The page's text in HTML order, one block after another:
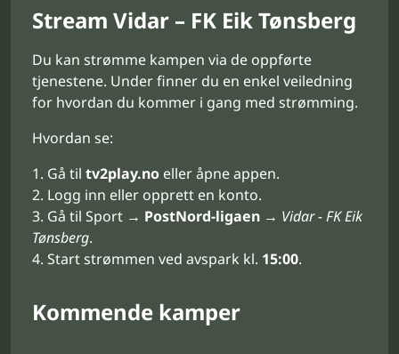
Stream Vidar – FK Eik Tønsberg
Du kan strømme kampen via de oppførte
tjenestene. Under finner du en enkel veiledning
for hvordan du kommer i gang med strømming.
Hvordan se:
Gå til tv2play.no eller åpne appen.
Logg inn eller opprett en konto.
Gå til Sport → PostNord-ligaen → Vidar - FK Eik
Tønsberg.
Start strømmen ved avspark kl. 15:00.
Kommende kamper